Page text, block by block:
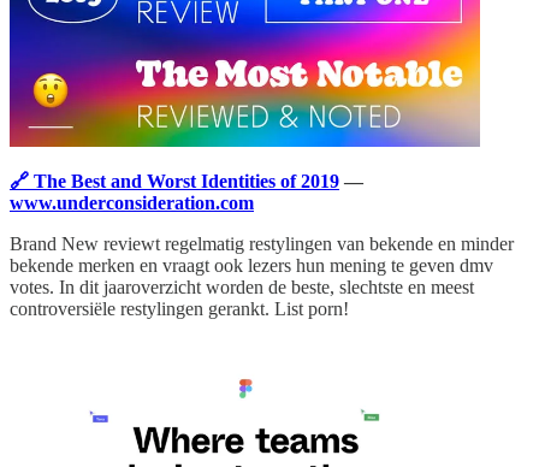
🔗 The Best and Worst Identities of 2019 —
www.underconsideration.com
Brand New reviewt regelmatig restylingen van bekende en minder
bekende merken en vraagt ook lezers hun mening te geven dmv
votes. In dit jaaroverzicht worden de beste, slechtste en meest
controversiële restylingen gerankt. List porn!